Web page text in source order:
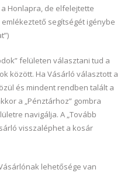
Honlapra, de elfelejtette
segítségét igénybe
felületen választani tud a
között. Ha Vásárló választott a
és mindent rendben talált a
a „Pénztárhoz” gombra
navigálja. A „Tovább
visszaléphet a kosár
lehetősége van